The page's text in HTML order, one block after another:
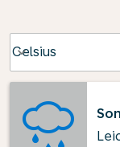
Celsius
keyboard_arrow_down